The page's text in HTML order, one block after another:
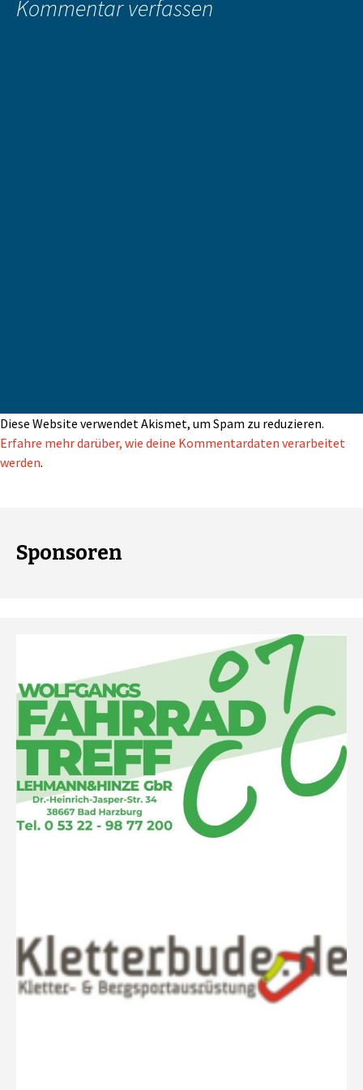
Kommentar verfassen
Diese Website verwendet Akismet, um Spam zu reduzieren.
Erfahre mehr darüber, wie deine Kommentardaten verarbeitet
werden.
Sponsoren